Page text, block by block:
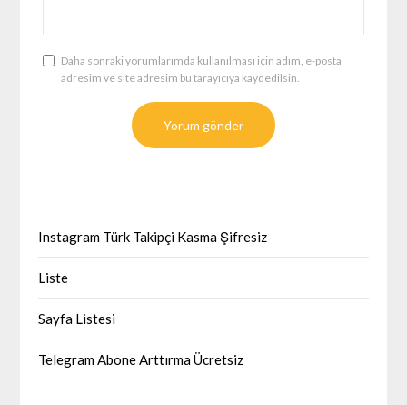
Daha sonraki yorumlarımda kullanılması için adım, e-posta
adresim ve site adresim bu tarayıcıya kaydedilsin.
Instagram Türk Takipçi Kasma Şifresiz
Liste
Sayfa Listesi
Telegram Abone Arttırma Ücretsiz